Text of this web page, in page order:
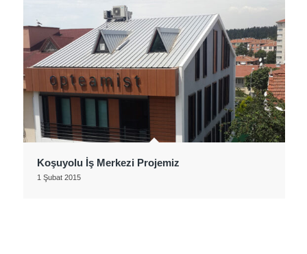
Koşuyolu İş Merkezi Projemiz
1 Şubat 2015